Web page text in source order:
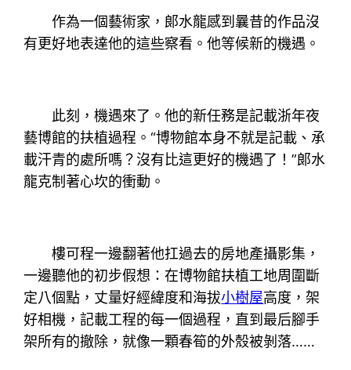
作為一個藝術家，郞水龍感到曩昔的作品沒
有更好地表達他的這些察看。他等候新的機遇。
此刻，機遇來了。他的新任務是記載浙年夜
藝博館的扶植過程。“博物館本身不就是記載、承
載汗青的處所嗎？沒有比這更好的機遇了！”郞水
龍克制著心坎的衝動。
樓可程一邊翻著他扛過去的房地產攝影集，
一邊聽他的初步假想：在博物館扶植工地周圍斷
定八個點，丈量好經緯度和海拔小樹屋高度，架
好相機，記載工程的每一個過程，直到最后腳手
架所有的撤除，就像一顆春筍的外殼被剝落……